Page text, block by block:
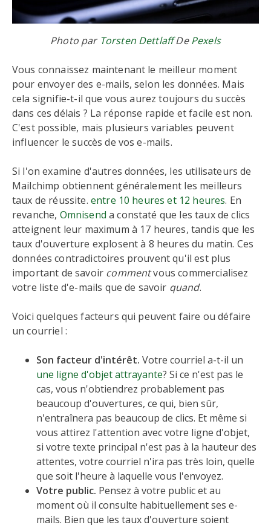
Photo par Torsten DettlaffDePexels
Vous connaissez maintenant le meilleur moment
pour envoyer des e-mails, selon les données. Mais
cela signifie-t-il que vous aurez toujours du succès
dans ces délais ? La réponse rapide et facile est non.
C'est possible, mais plusieurs variables peuvent
influencer le succès de vos e-mails.
Si l'on examine d'autres données, les utilisateurs de
Mailchimp obtiennent généralement les meilleurs
taux de réussite. entre 10 heures et 12 heures. En
revanche, Omnisend a constaté que les taux de clics
atteignent leur maximum à 17 heures, tandis que les
taux d'ouverture explosent à 8 heures du matin. Ces
données contradictoires prouvent qu'il est plus
important de savoir commentvous commercialisez
votre liste d'e-mails que de savoir quand.
Voici quelques facteurs qui peuvent faire ou défaire
un courriel :
Son facteur d'intérêt. Votre courriel a-t-il un
une ligne d'objet attrayante? Si ce n'est pas le
cas, vous n'obtiendrez probablement pas
beaucoup d'ouvertures, ce qui, bien sûr,
n'entraînera pas beaucoup de clics. Et même si
vous attirez l'attention avec votre ligne d'objet,
si votre texte principal n'est pas à la hauteur des
attentes, votre courriel n'ira pas très loin, quelle
que soit l'heure à laquelle vous l'envoyez.
Votre public. Pensez à votre public et au
moment où il consulte habituellement ses e-
mails. Bien que les taux d'ouverture soient